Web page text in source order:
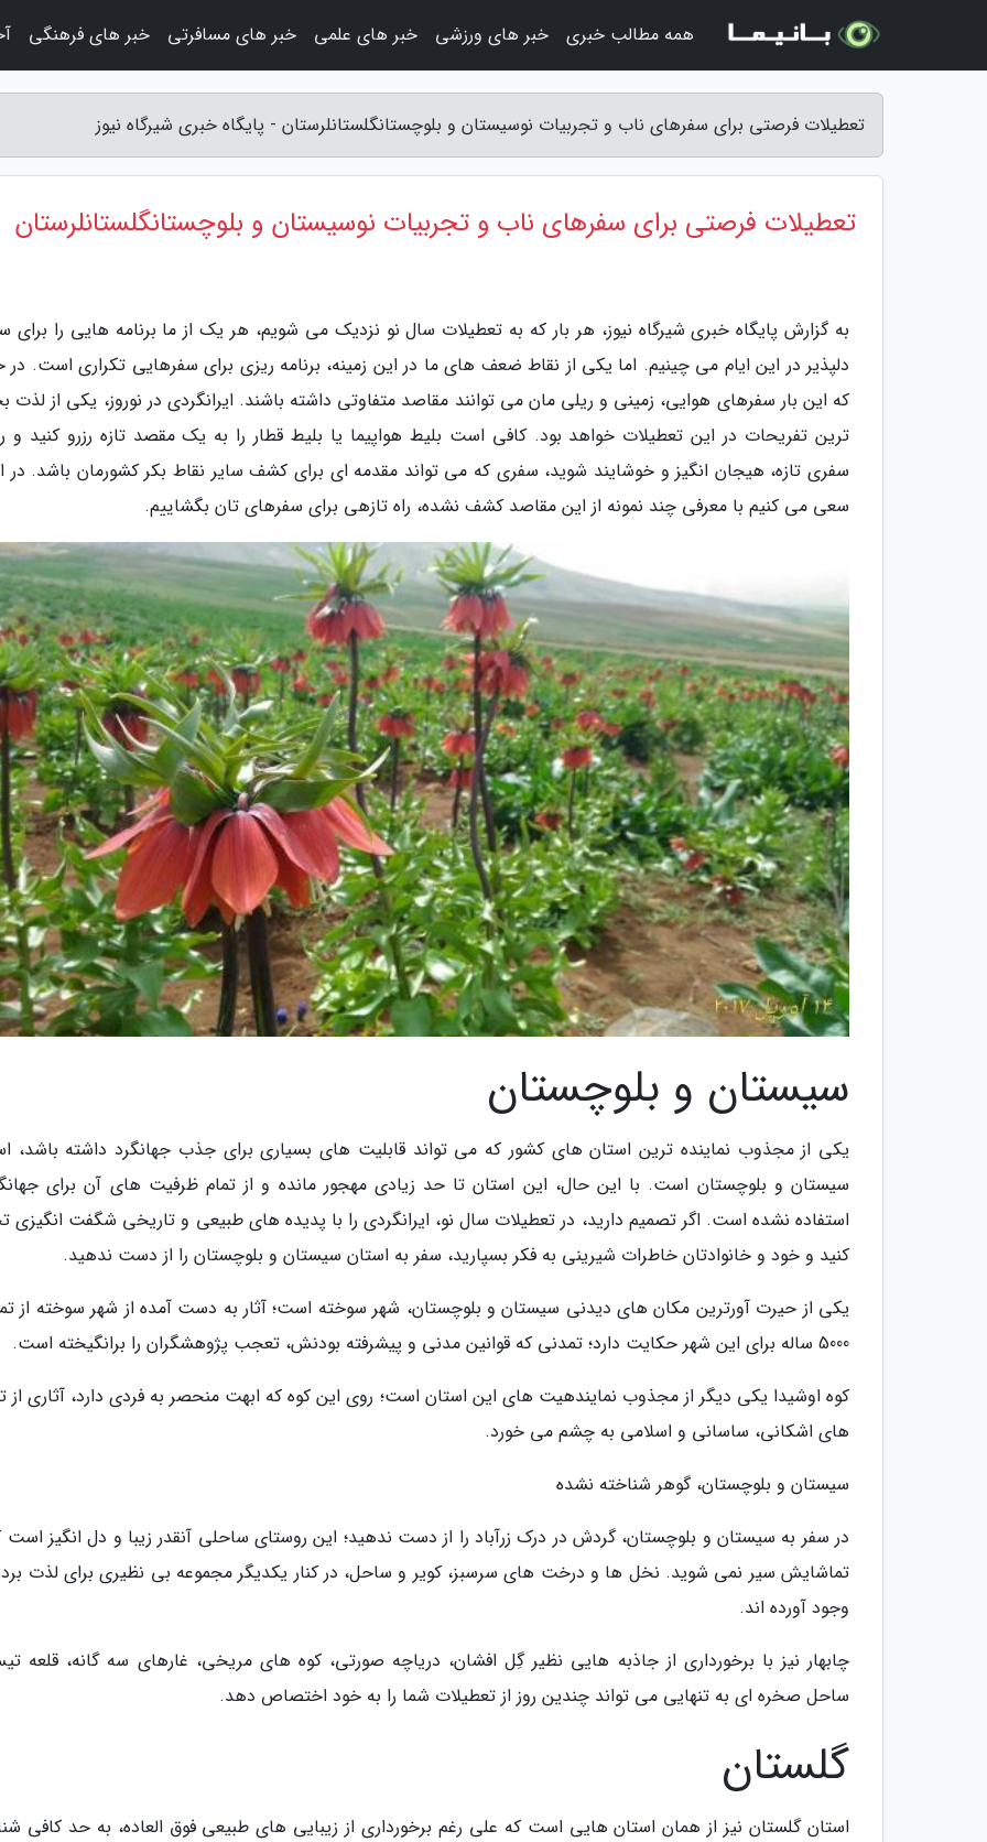
تعطیلات فرصتی برای سفرهای ناب و تجربیات نوسیستان و بلوچستانگلستانلرستان - پایگاه خبری شیرگاه نیوز
تعطیلات فرصتی برای سفرهای ناب و تجربیات نوسیستان و بلوچستانگلستانلرستان
به گزارش پایگاه خبری شیرگاه نیوز، هر بار که به تعطیلات سال نو نزدیک می شویم، هر یک از ما برنامه هایی را برای
دلپذیر در این ایام می چینیم. اما یکی از نقاط ضعف های ما در این زمینه، برنامه ریزی برای سفرهایی تکراری است. در
که این بار سفرهای هوایی، زمینی و ریلی مان می توانند مقاصد متفاوتی داشته باشند. ایرانگردی در نوروز، یکی از
ترین تفریحات در این تعطیلات خواهد بود. کافی است بلیط هواپیما یا بلیط قطار را به یک مقصد تازه رزرو کنید و
سفری تازه، هیجان انگیز و خوشایند شوید، سفری که می تواند مقدمه ای برای کشف سایر نقاط بکر کشورمان باشد. در
سعی می کنیم با معرفی چند نمونه از این مقاصد کشف نشده، راه تازهی برای سفرهای تان بگشاییم.
سیستان و بلوچستان
یکی از مجذوب نماینده ترین استان های کشور که می تواند قابلیت های بسیاری برای جذب جهانگرد داشته باشد،
سیستان و بلوچستان است. با این حال، این استان تا حد زیادی مهجور مانده و از تمام ظرفیت های آن برای
استفاده نشده است. اگر تصمیم دارید، در تعطیلات سال نو، ایرانگردی را با پدیده های طبیعی و تاریخی شگفت انگیزی
کنید و خود و خانوادتان خاطرات شیرینی به فکر بسپارید، سفر به استان سیستان و بلوچستان را از دست ندهید.
یکی از حیرت آورترین مکان های دیدنی سیستان و بلوچستان، شهر سوخته است؛ آثار به دست آمده از شهر سوخته از
5000 ساله برای این شهر حکایت دارد؛ تمدنی که قوانین مدنی و پیشرفته بودنش، تعجب پژوهشگران را برانگیخته است.
کوه اوشیدا یکی دیگر از مجذوب نمایندهیت های این استان است؛ روی این کوه که ابهت منحصر به فردی دارد، آثاری از
های اشکانی، ساسانی و اسلامی به چشم می خورد.
سیستان و بلوچستان، گوهر شناخته نشده
در سفر به سیستان و بلوچستان، گردش در درک زرآباد را از دست ندهید؛ این روستای ساحلی آنقدر زیبا و دل انگیز است
تماشایش سیر نمی شوید. نخل ها و درخت های سرسبز، کویر و ساحل، در کنار یکدیگر مجموعه بی نظیری برای لذت
وجود آورده اند.
چابهار نیز با برخورداری از جاذبه هایی نظیر گِل افشان، دریاچه صورتی، کوه های مریخی، غارهای سه گانه، قلعه
ساحل صخره ای به تنهایی می تواند چندین روز از تعطیلات شما را به خود اختصاص دهد.
گلستان
استان گلستان نیز از همان استان هایی است که علی رغم برخورداری از زیبایی های طبیعی فوق العاده، به حد کافی
همه مطالب خبری خبر های ورزشی خبر های علمی خبر های مسافرتی خبر های فرهنگی